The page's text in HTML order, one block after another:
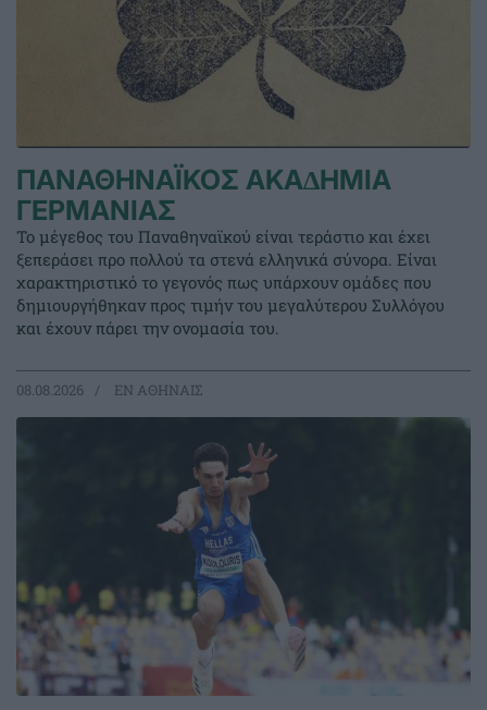
ΠΑΝΑΘΗΝΑΪΚΟΣ ΑΚΑ∆ΗΜΙΑ
ΓΕΡΜΑΝΙΑΣ
Το μέγεθος του Παναθηναϊκού είναι τεράστιο και έχει
ξεπεράσει προ πολλού τα στενά ελληνικά σύνορα. Είναι
χαρακτηριστικό το γεγονός πως υπάρχουν ομάδες που
δημιουργήθηκαν προς τιμήν του μεγαλύτερου Συλλόγου
και έχουν πάρει την ονομασία του.
08.08.2026 EΝ ΑΘΗΝΑΙΣ